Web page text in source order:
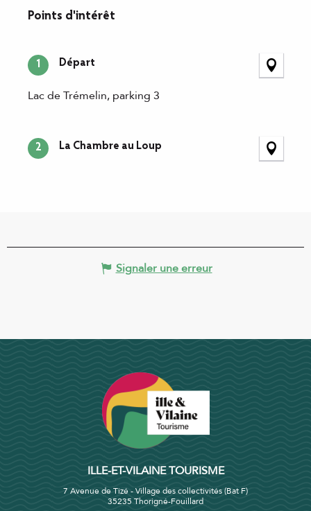
Points d'intérêt
1 Départ
Lac de Trémelin, parking 3
2 La Chambre au Loup
Signaler une erreur
ILLE-ET-VILAINE TOURISME
7 Avenue de Tizé - Village des collectivités (Bat F)
35235 Thorigné-Fouillard